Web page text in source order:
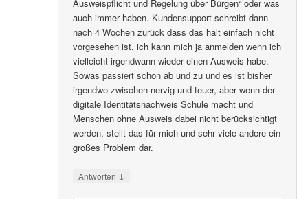
Ausweispflicht und Regelung über Bürgen“ oder was
auch immer haben. Kundensupport schreibt dann
nach 4 Wochen zurück dass das halt einfach nicht
vorgesehen ist, ich kann mich ja anmelden wenn ich
vielleicht irgendwann wieder einen Ausweis habe.
Sowas passiert schon ab und zu und es ist bisher
irgendwo zwischen nervig und teuer, aber wenn der
digitale Identitätsnachweis Schule macht und
Menschen ohne Ausweis dabei nicht berücksichtigt
werden, stellt das für mich und sehr viele andere ein
großes Problem dar.
Antworten ↓